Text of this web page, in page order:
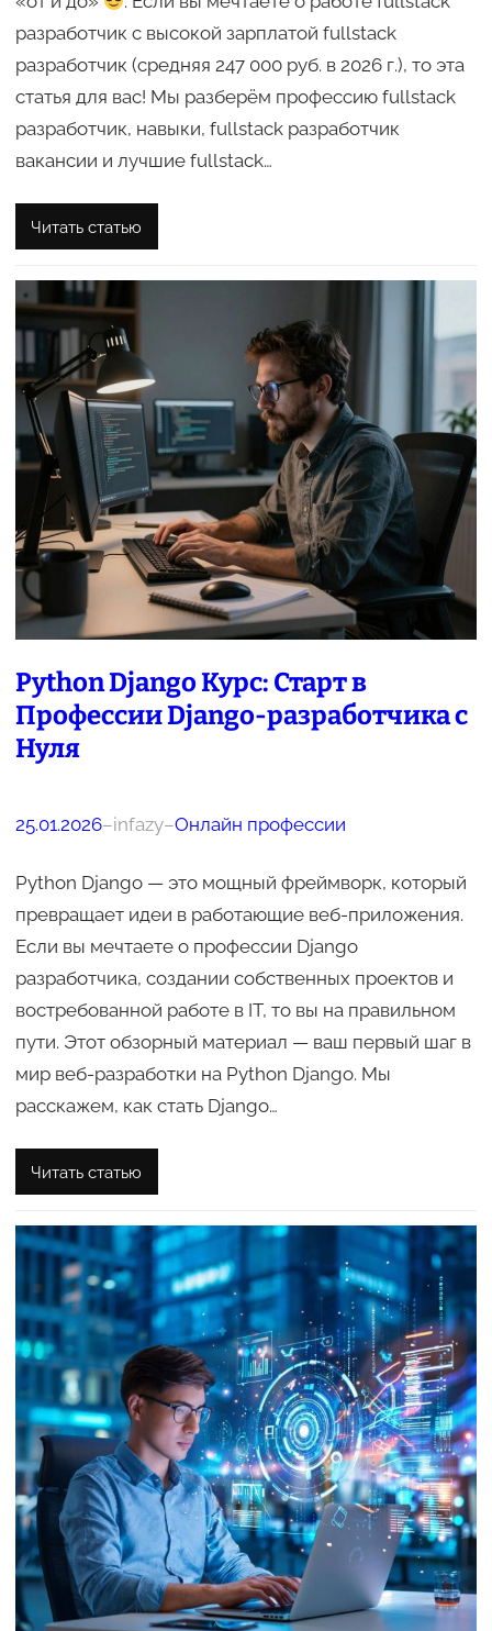
разработчик с высокой зарплатой fullstack
разработчик (средняя 247 000 руб. в 2026 г.), то эта
статья для вас! Мы разберём профессию fullstack
разработчик, навыки, fullstack разработчик
вакансии и лучшие fullstack…
Читать статью
Python Django Курс: Старт в
Профессии Django-разработчика с
Нуля
25.01.2026–infazy–Онлайн профессии
Python Django — это мощный фреймворк, который
превращает идеи в работающие веб-приложения.
Если вы мечтаете о профессии Django
разработчика, создании собственных проектов и
востребованной работе в IT, то вы на правильном
пути. Этот обзорный материал — ваш первый шаг в
мир веб-разработки на Python Django. Мы
расскажем, как стать Django…
Читать статью